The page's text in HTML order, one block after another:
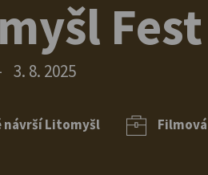
3. 8. 2025
návrší Litomyšl